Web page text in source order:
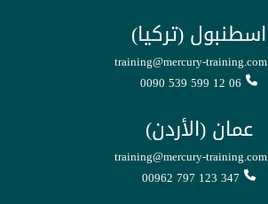
اسطنبول (تركيا)
training@mercury-training.com
0090 539 599 12 06
عمان (الأردن)
training@mercury-training.com
00962 797 123 347